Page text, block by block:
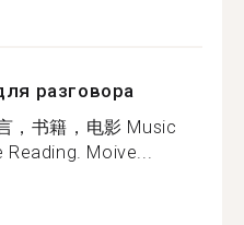
разговора
，书籍，电影 Music
Reading. Moive...